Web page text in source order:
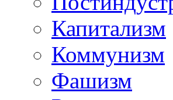
Капитализм
Коммунизм
Фашизм